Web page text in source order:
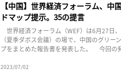
【中国】世界経済フォーラム、中
ドマップ提示。35の提言
世界経済フォーラム（WEF）は6月27日
（夏季ダボス会議）の場で、中国のグリ
プをまとめた報告書を発表した。 今回の発
2023/07/02